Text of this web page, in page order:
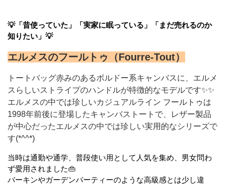
💡「昔使っていた」「実家に眠っている」「まだ売れるのか
知りたい」💡
エルメスのフールトゥ（Fourre-Tout）
トートバッグ赤みのあるボルドー系キャンバスに、エルメ
スらしいストライプのハンドルが特徴的なモデルです✨✨
エルメスの中では珍しいカジュアルライン フールトゥは
1998年前後に登場したキャンバストートで、レザー製品
が中心だったエルメスの中では珍しい実用的なシリーズで
す(*^^*)
当時は通勤や通学、普段使い用として人気を集め、男女問わ
ず愛用されました👜
バーキンやガーデンパーティーのような高級感とは少し違